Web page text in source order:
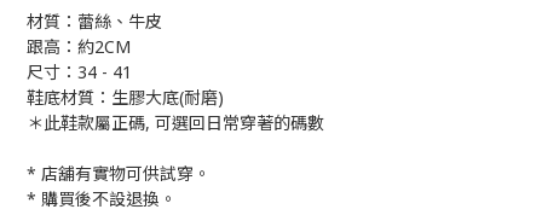
材質：蕾絲、牛皮
跟高：約2CM
尺寸：34 - 41
鞋底材質：生膠大底(耐磨)
＊此鞋款屬正碼, 可選回日常穿著的碼數
* 店舖有實物可供試穿。
* 購買後不設退換。